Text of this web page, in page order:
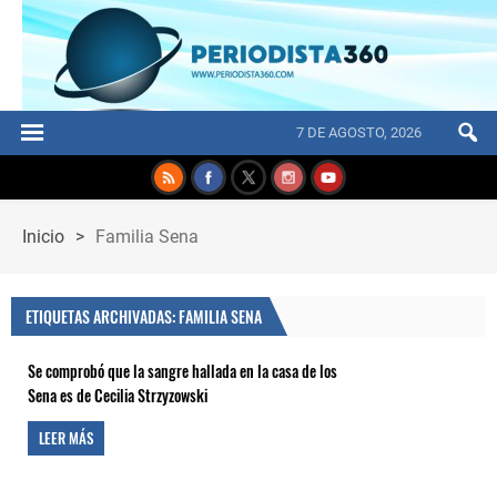
7 DE AGOSTO, 2026
Inicio > Familia Sena
ETIQUETAS ARCHIVADAS: FAMILIA SENA
Se comprobó que la sangre hallada en la casa de los
Sena es de Cecilia Strzyzowski
LEER MÁS